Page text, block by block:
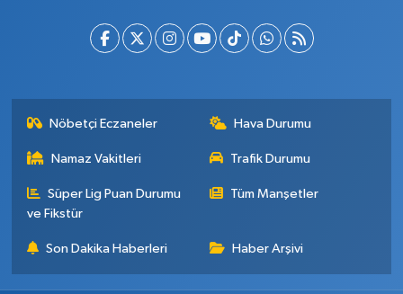
Nöbetçi Eczaneler Hava Durumu
Namaz Vakitleri Trafik Durumu
Süper Lig Puan Durumu
ve Fikstür
Tüm Manşetler
Son Dakika Haberleri Haber Arşivi